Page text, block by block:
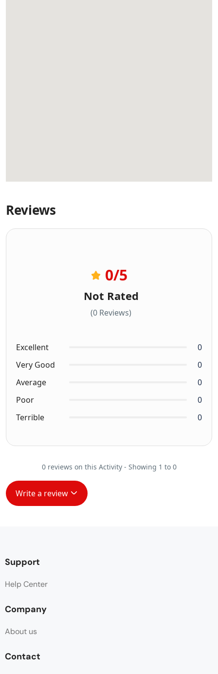
Reviews
0/5
Not Rated
(0 Reviews)
Excellent
0
Very Good
0
Average
0
Poor
0
Terrible
0
0 reviews on this Activity - Showing 1 to 0
Write a review
Support
Help Center
Company
About us
Contact